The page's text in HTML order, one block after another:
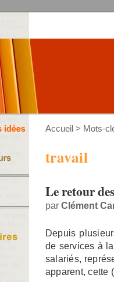
Accueil > Mots-
travail
Le retour
par Clément
Depuis
de services à
salariés,
apparent, cette